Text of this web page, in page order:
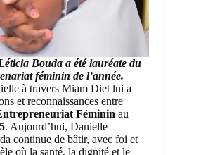
Bouda a été lauréate du
féminin de l’année.
à travers Miam Diet lui a
et reconnaissances entre
Féminin au
. Aujourd’hui, Danielle
continue de bâtir, avec foi et
où la santé, la dignité et le